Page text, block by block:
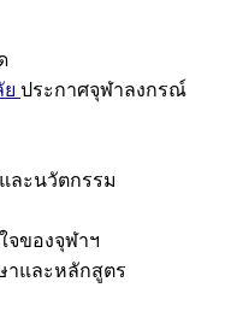
ประกาศจุฬาลงกรณ์
ละนวัตกรรม
จของจุฬาฯ
าและหลักสูตร